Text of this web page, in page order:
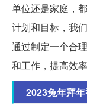
单位还是家庭，
计划和目标，我
通过制定一个合
和工作，提高效
2023兔年拜